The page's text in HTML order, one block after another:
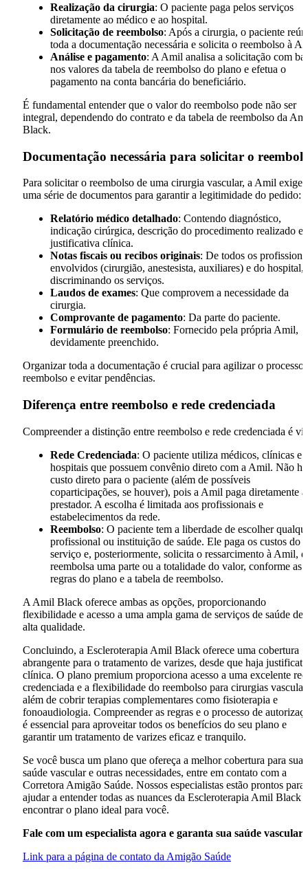
Realização da cirurgia: O paciente paga pelos serviços
diretamente ao médico e ao hospital.
Solicitação de reembolso: Após a cirurgia, o paciente
toda a documentação necessária e solicita o reembolso à
Análise e pagamento: A Amil analisa a solicitação com
nos valores da tabela de reembolso do plano e efetua o
pagamento na conta bancária do beneficiário.
É fundamental entender que o valor do reembolso pode não ser
integral, dependendo do contrato e da tabela de reembolso da
Black.
Documentação necessária para solicitar o
Para solicitar o reembolso de uma cirurgia vascular, a Amil exige
uma série de documentos para garantir a legitimidade do pedido:
Relatório médico detalhado: Contendo diagnóstico,
indicação cirúrgica, descrição do procedimento realizado e
justificativa clínica.
Notas fiscais ou recibos originais: De todos os
envolvidos (cirurgião, anestesista, auxiliares) e do hospital,
discriminando os serviços.
Laudos de exames: Que comprovem a necessidade da
cirurgia.
Comprovante de pagamento: Da parte do paciente.
Formulário de reembolso: Fornecido pela própria Amil,
devidamente preenchido.
Organizar toda a documentação é crucial para agilizar o processo
reembolso e evitar pendências.
Diferença entre reembolso e rede credenciada
Compreender a distinção entre reembolso e rede credenciada é
Rede Credenciada: O paciente utiliza médicos, clínicas e
hospitais que possuem convênio direto com a Amil. Não há
custo direto para o paciente (além de possíveis
coparticipações, se houver), pois a Amil paga diretamente
prestador. A escolha é limitada aos profissionais e
estabelecimentos da rede.
Reembolso: O paciente tem a liberdade de escolher
profissional ou instituição de saúde. Ele paga os custos do
serviço e, posteriormente, solicita o ressarcimento à Amil,
reembolsa uma parte ou a totalidade do valor, conforme as
regras do plano e a tabela de reembolso.
A Amil Black oferece ambas as opções, proporcionando
flexibilidade e acesso a uma ampla gama de serviços de saúde de
alta qualidade.
Concluindo, a Escleroterapia Amil Black oferece uma cobertura
abrangente para o tratamento de varizes, desde que haja
clínica. O plano premium proporciona acesso a uma excelente
credenciada e a flexibilidade do reembolso para cirurgias
além de cobrir terapias complementares como fisioterapia e
fonoaudiologia. Compreender as regras e o processo de
é essencial para aproveitar todos os benefícios do seu plano e
garantir um tratamento de varizes eficaz e tranquilo.
Se você busca um plano que ofereça a melhor cobertura para sua
saúde vascular e outras necessidades, entre em contato com a
Corretora Amigão Saúde. Nossos especialistas estão prontos para
ajudar a entender todas as nuances da Escleroterapia Amil Black e
encontrar o plano ideal para você.
Fale com um especialista agora e garanta sua saúde vascular!
Link para a página de contato da Amigão Saúde